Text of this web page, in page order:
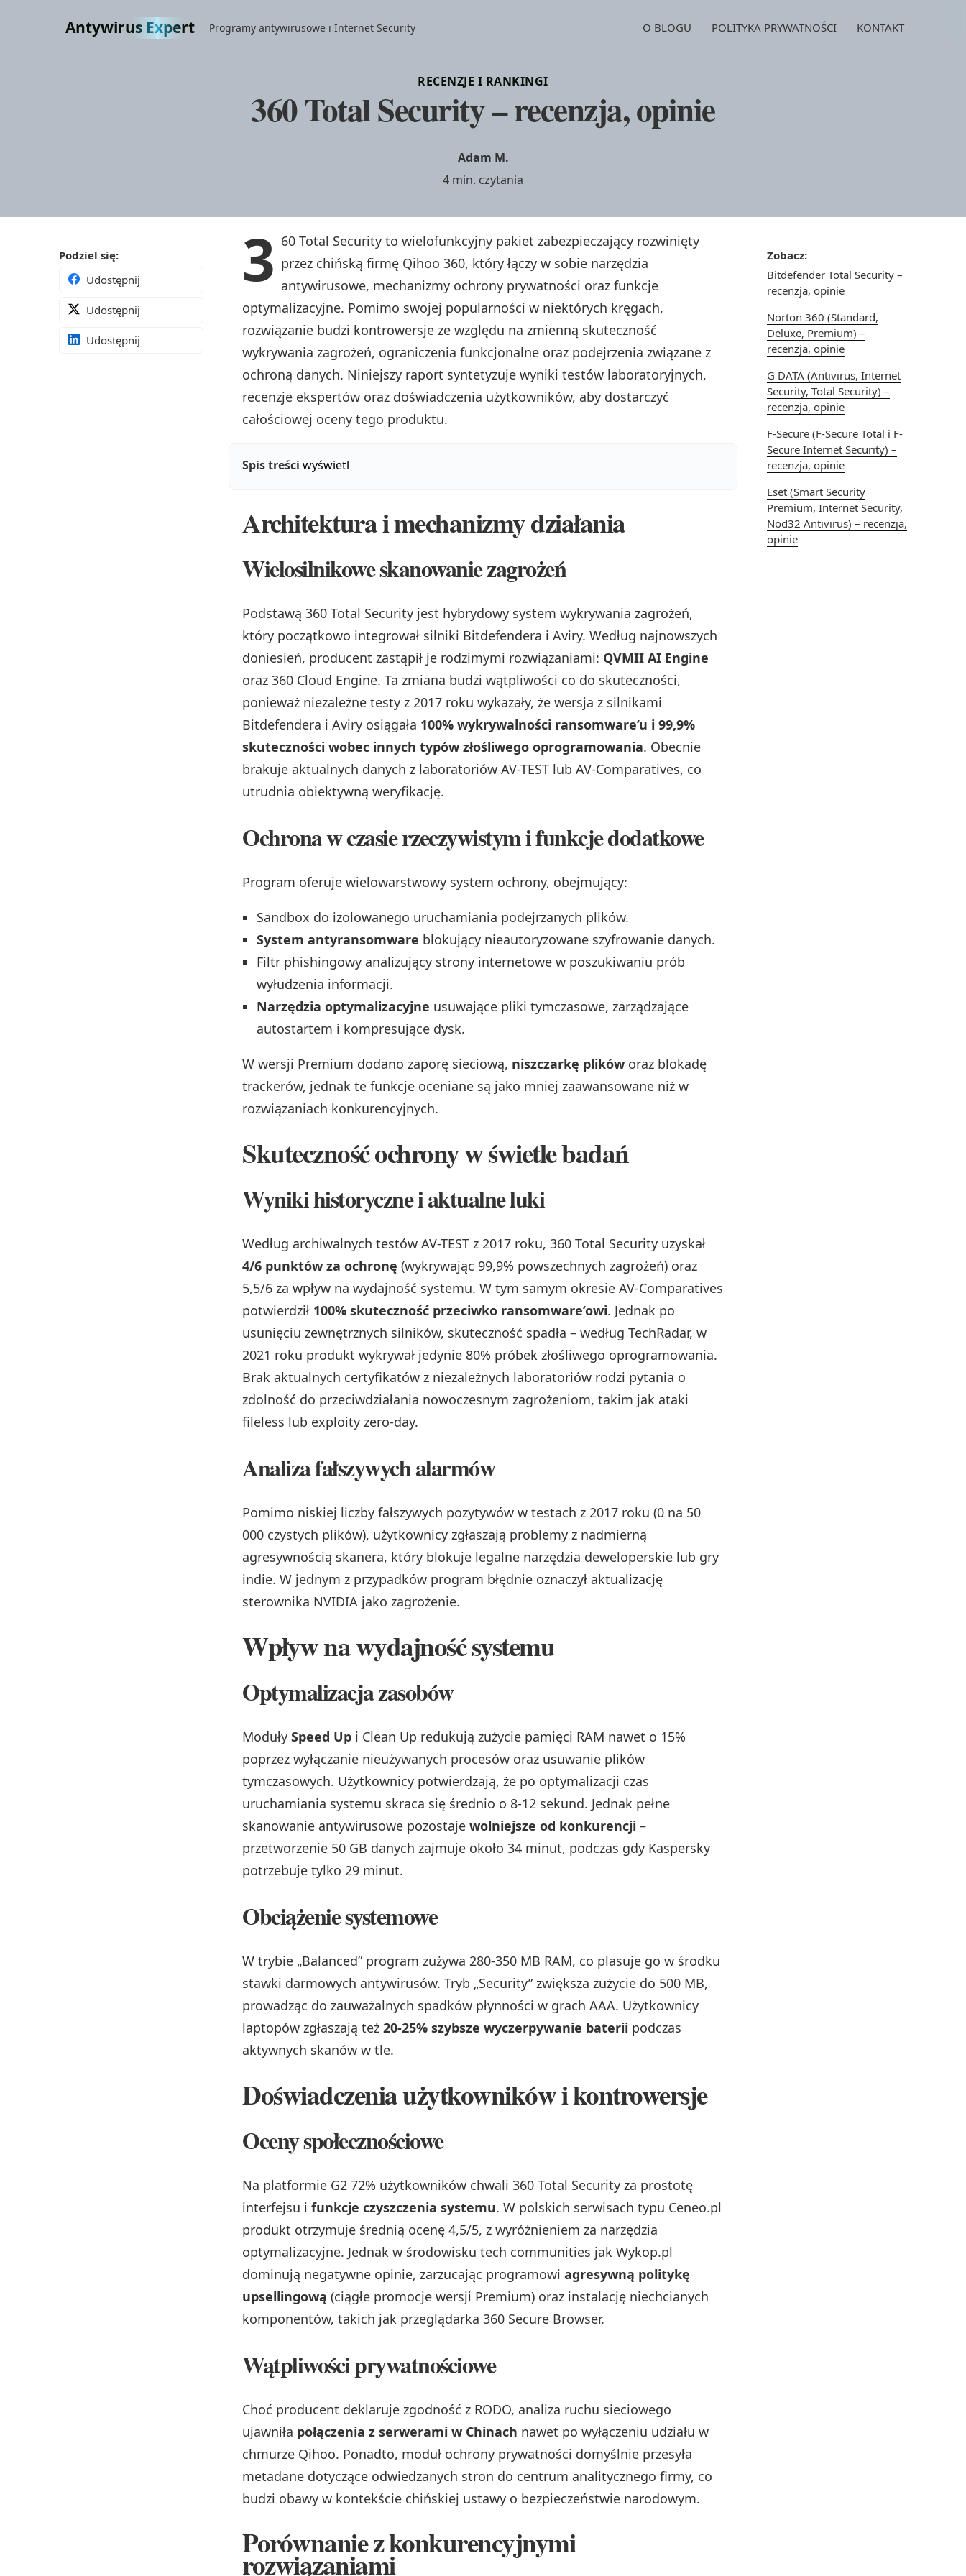
Antywirus Expert Programy antywirusowe i Internet Security O BLOGU POLITYKA PRYWATNOŚCI KONTAKT
RECENZJE I RANKINGI
360 Total Security – recenzja, opinie
Adam M.
4 min. czytania
Zobacz:
Bitdefender Total Security –
recenzja, opinie
Norton 360 (Standard,
Deluxe, Premium) –
recenzja, opinie
G DATA (Antivirus, Internet
Security, Total Security) –
recenzja, opinie
F-Secure (F-Secure Total i F-
Secure Internet Security) –
recenzja, opinie
Eset (Smart Security
Premium, Internet Security,
Nod32 Antivirus) – recenzja,
opinie
Podziel się:
Udostępnij
Udostępnij
Udostępnij
3 60 Total Security to wielofunkcyjny pakiet zabezpieczający rozwinięty
przez chińską firmę Qihoo 360, który łączy w sobie narzędzia
antywirusowe, mechanizmy ochrony prywatności oraz funkcje
optymalizacyjne. Pomimo swojej popularności w niektórych kręgach,
rozwiązanie budzi kontrowersje ze względu na zmienną skuteczność
wykrywania zagrożeń, ograniczenia funkcjonalne oraz podejrzenia związane z
ochroną danych. Niniejszy raport syntetyzuje wyniki testów laboratoryjnych,
recenzje ekspertów oraz doświadczenia użytkowników, aby dostarczyć
całościowej oceny tego produktu.
Spis treści wyświetl
Architektura i mechanizmy działania
Wielosilnikowe skanowanie zagrożeń
Podstawą 360 Total Security jest hybrydowy system wykrywania zagrożeń,
który początkowo integrował silniki Bitdefendera i Aviry. Według najnowszych
doniesień, producent zastąpił je rodzimymi rozwiązaniami: QVMII AI Engine
oraz 360 Cloud Engine. Ta zmiana budzi wątpliwości co do skuteczności,
ponieważ niezależne testy z 2017 roku wykazały, że wersja z silnikami
Bitdefendera i Aviry osiągała 100% wykrywalności ransomware’u i 99,9%
skuteczności wobec innych typów złośliwego oprogramowania. Obecnie
brakuje aktualnych danych z laboratoriów AV-TEST lub AV-Comparatives, co
utrudnia obiektywną weryfikację.
Ochrona w czasie rzeczywistym i funkcje dodatkowe
Program oferuje wielowarstwowy system ochrony, obejmujący:
Sandbox do izolowanego uruchamiania podejrzanych plików.
System antyransomware blokujący nieautoryzowane szyfrowanie danych.
Filtr phishingowy analizujący strony internetowe w poszukiwaniu prób
wyłudzenia informacji.
Narzędzia optymalizacyjne usuwające pliki tymczasowe, zarządzające
autostartem i kompresujące dysk.
W wersji Premium dodano zaporę sieciową, niszczarkę plików oraz blokadę
trackerów, jednak te funkcje oceniane są jako mniej zaawansowane niż w
rozwiązaniach konkurencyjnych.
Skuteczność ochrony w świetle badań
Wyniki historyczne i aktualne luki
Według archiwalnych testów AV-TEST z 2017 roku, 360 Total Security uzyskał
4/6 punktów za ochronę (wykrywając 99,9% powszechnych zagrożeń) oraz
5,5/6 za wpływ na wydajność systemu. W tym samym okresie AV-Comparatives
potwierdził 100% skuteczność przeciwko ransomware’owi. Jednak po
usunięciu zewnętrznych silników, skuteczność spadła – według TechRadar, w
2021 roku produkt wykrywał jedynie 80% próbek złośliwego oprogramowania.
Brak aktualnych certyfikatów z niezależnych laboratoriów rodzi pytania o
zdolność do przeciwdziałania nowoczesnym zagrożeniom, takim jak ataki
fileless lub exploity zero-day.
Analiza fałszywych alarmów
Pomimo niskiej liczby fałszywych pozytywów w testach z 2017 roku (0 na 50
000 czystych plików), użytkownicy zgłaszają problemy z nadmierną
agresywnością skanera, który blokuje legalne narzędzia deweloperskie lub gry
indie. W jednym z przypadków program błędnie oznaczył aktualizację
sterownika NVIDIA jako zagrożenie.
Wpływ na wydajność systemu
Optymalizacja zasobów
Moduły Speed Up i Clean Up redukują zużycie pamięci RAM nawet o 15%
poprzez wyłączanie nieużywanych procesów oraz usuwanie plików
tymczasowych. Użytkownicy potwierdzają, że po optymalizacji czas
uruchamiania systemu skraca się średnio o 8-12 sekund. Jednak pełne
skanowanie antywirusowe pozostaje wolniejsze od konkurencji –
przetworzenie 50 GB danych zajmuje około 34 minut, podczas gdy Kaspersky
potrzebuje tylko 29 minut.
Obciążenie systemowe
W trybie „Balanced” program zużywa 280-350 MB RAM, co plasuje go w środku
stawki darmowych antywirusów. Tryb „Security” zwiększa zużycie do 500 MB,
prowadząc do zauważalnych spadków płynności w grach AAA. Użytkownicy
laptopów zgłaszają też 20-25% szybsze wyczerpywanie baterii podczas
aktywnych skanów w tle.
Doświadczenia użytkowników i kontrowersje
Oceny społecznościowe
Na platformie G2 72% użytkowników chwali 360 Total Security za prostotę
interfejsu i funkcje czyszczenia systemu. W polskich serwisach typu Ceneo.pl
produkt otrzymuje średnią ocenę 4,5/5, z wyróżnieniem za narzędzia
optymalizacyjne. Jednak w środowisku tech communities jak Wykop.pl
dominują negatywne opinie, zarzucając programowi agresywną politykę
upsellingową (ciągłe promocje wersji Premium) oraz instalację niechcianych
komponentów, takich jak przeglądarka 360 Secure Browser.
Wątpliwości prywatnościowe
Choć producent deklaruje zgodność z RODO, analiza ruchu sieciowego
ujawniła połączenia z serwerami w Chinach nawet po wyłączeniu udziału w
chmurze Qihoo. Ponadto, moduł ochrony prywatności domyślnie przesyła
metadane dotyczące odwiedzanych stron do centrum analitycznego firmy, co
budzi obawy w kontekście chińskiej ustawy o bezpieczeństwie narodowym.
Porównanie z konkurencyjnymi
rozwiązaniami